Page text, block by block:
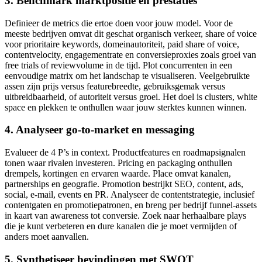
Definieer de metrics die ertoe doen voor jouw model. Voor de
meeste bedrijven omvat dit geschat organisch verkeer, share of voice
voor prioritaire keywords, domeinautoriteit, paid share of voice,
contentvelocity, engagementrate en conversieproxies zoals groei van
free trials of reviewvolume in de tijd. Plot concurrenten in een
eenvoudige matrix om het landschap te visualiseren. Veelgebruikte
assen zijn prijs versus featurebreedte, gebruiksgemak versus
uitbreidbaarheid, of autoriteit versus groei. Het doel is clusters, white
space en plekken te onthullen waar jouw sterktes kunnen winnen.
4. Analyseer go-to-market en messaging
Evalueer de 4 P’s in context. Productfeatures en roadmapsignalen
tonen waar rivalen investeren. Pricing en packaging onthullen
drempels, kortingen en ervaren waarde. Place omvat kanalen,
partnerships en geografie. Promotion bestrijkt SEO, content, ads,
social, e-mail, events en PR. Analyseer de contentstrategie, inclusief
contentgaten en promotiepatronen, en breng per bedrijf funnel-assets
in kaart van awareness tot conversie. Zoek naar herhaalbare plays
die je kunt verbeteren en dure kanalen die je moet vermijden of
anders moet aanvallen.
5. Synthetiseer bevindingen met SWOT